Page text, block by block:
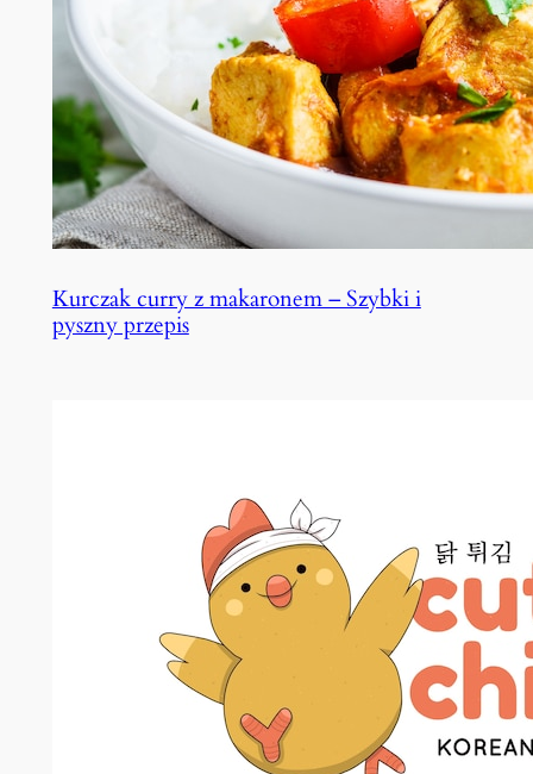
Kurczak curry z makaronem – Szybki i
pyszny przepis